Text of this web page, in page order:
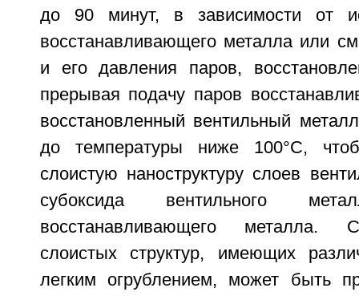
до 90 минут, в зависимости от
восстанавливающего металла или
и его давления паров,
прерывая подачу паров
восстановленный вентильный
до температуры ниже 100°C,
слоистую наноструктуру слоев
субоксида вентильного
восстанавливающего металла.
слоистых структур, имеющих
легким огрублением, может быть